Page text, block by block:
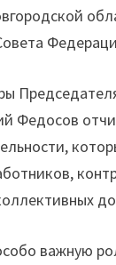
важную